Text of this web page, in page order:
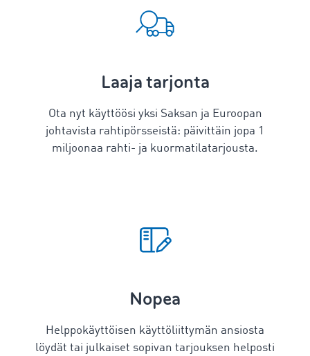
Laaja tarjonta
Ota nyt käyttöösi yksi Saksan ja Euroopan
johtavista rahtipörsseistä: päivittäin jopa 1
miljoonaa rahti- ja kuormatilatarjousta.
Nopea
Helppokäyttöisen käyttöliittymän ansiosta
löydät tai julkaiset sopivan tarjouksen helposti